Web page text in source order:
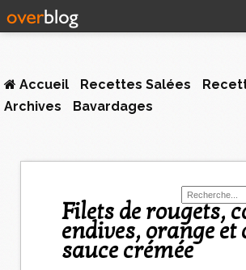
Accueil Recettes Salées
Archives
Bavardages
Filets de rougets, coques,
endives, orange et
sauce crémée